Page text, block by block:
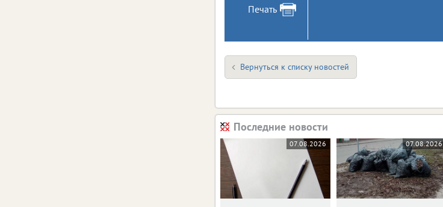
Печать
Вернуться к списку новостей
Последние новости
07.08.2026 07.08.2026